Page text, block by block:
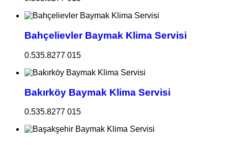
Bahçelievler Baymak Klima Servisi
0.535.8277 015
Bakırköy Baymak Klima Servisi
0.535.8277 015